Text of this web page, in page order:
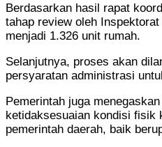
Berdasarkan hasil rapat
tahap review oleh
menjadi 1.326 unit rumah.
Selanjutnya, proses akan
persyaratan administrasi
Pemerintah juga
ketidaksesuaian kondisi fisik
pemerintah daerah, baik